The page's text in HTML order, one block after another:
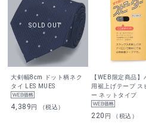
大剣幅8cm ドット柄ネク
タイ LES MUES
4,389円 （税込）
【WEB限定商品】
用裾上げテープ ス
ー ネットタイプ
220 円 （税込）